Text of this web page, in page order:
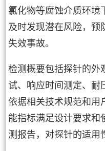
氯化物等腐蚀介质环境
及时发现潜在风险，预
失效事故。
检测概要包括探针的外
试、响应时间测定、耐
依据相关技术规范和用
能指标满足设计要求和
测报告，对探针的适用